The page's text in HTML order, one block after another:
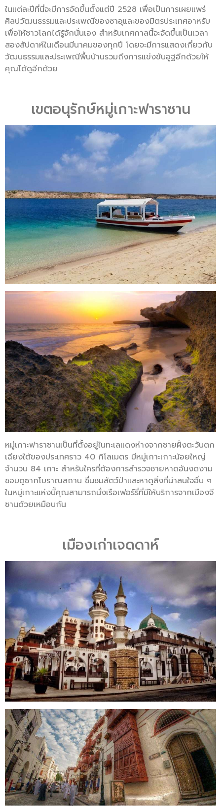
ในแต่ละปีที่นี่จะมีการจัดขึ้นตั้งแต่ปี 2528 เพื่อเป็นการเผยแพร่
ศิลปวัฒนธรรมและประเพณีของซาอุและของมิตรประเทศอาหรับ
เพื่อให้ชาวโลกได้รู้จักนั่นเอง สำหรับเทศกาลนี้จะจัดขึ้นเป็นเวลา
สองสัปดาห์ในเดือนมีนาคมของทุกปี โดยจะมีการแสดงเกี่ยวกับ
วัฒนธรรมและประเพณีพื้นบ้านรวมถึงการแข่งขันอูฐอีกด้วยให้
คุณได้ดูอีกด้วย
เขตอนุรักษ์หมู่เกาะฟาราซาน
หมู่เกาะฟาราซานเป็นที่ตั้งอยู่ในทะเลแดงห่างจากชายฝั่งตะวันตก
เฉียงใต้ของประเทศราว 40 กิโลเมตร มีหมู่เกาะเกาะน้อยใหญ่
จำนวน 84 เกาะ สำหรับใครที่ต้องการสำรวจชายหาดอันงดงาม
ชอบดูซากโบราณสถาน ชื่นชมสัตว์ป่าและหาดูสิ่งที่น่าสนใจอื่น ๆ
ในหมู่เกาะแห่งนี้คุณสามารถนั่งเรือเฟอร์รี่ที่มีให้บริการจากเมืองจี
ซานด้วยเหมือนกัน
เมืองเก่าเจดดาห์